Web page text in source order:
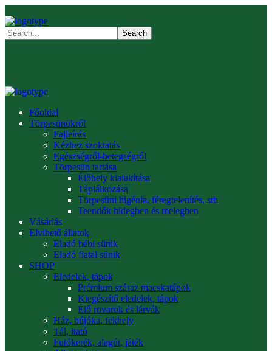
Főoldal
Törpesünökről
Fajleírás
Kézhez szoktatás
Egészségről-betegségről
Törpesün tartása
Élőhely kialakítása
Táplálkozása
Törpesüni higénia, féregtelenítés, stb
Teendők hidegben és melegben
Vásárlás
Elvihető állatok
Eladó bébi sünik
Eladó fiatal sünik
SHOP
Eledelek, tápok
Prémium száraz macskatápok
Kiegészítő eledelek, tápok
Élő rovarok és lárvák
Ház, bújóka, fekhely
Tál, itató
Futókerék, alagút, játék